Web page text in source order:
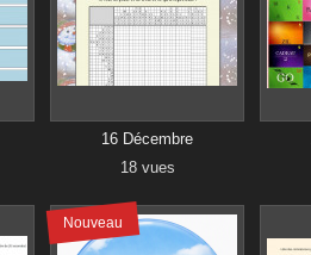
16 Décembre
18 vues
Nouveau